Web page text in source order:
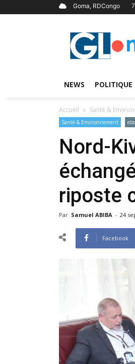
Goma, RDCongo
NEWS POLITIQUE
Accueil Santé &
Santé & Environnement
Nord-
riposte
Par Samuel ABIBA - 24
Facebook